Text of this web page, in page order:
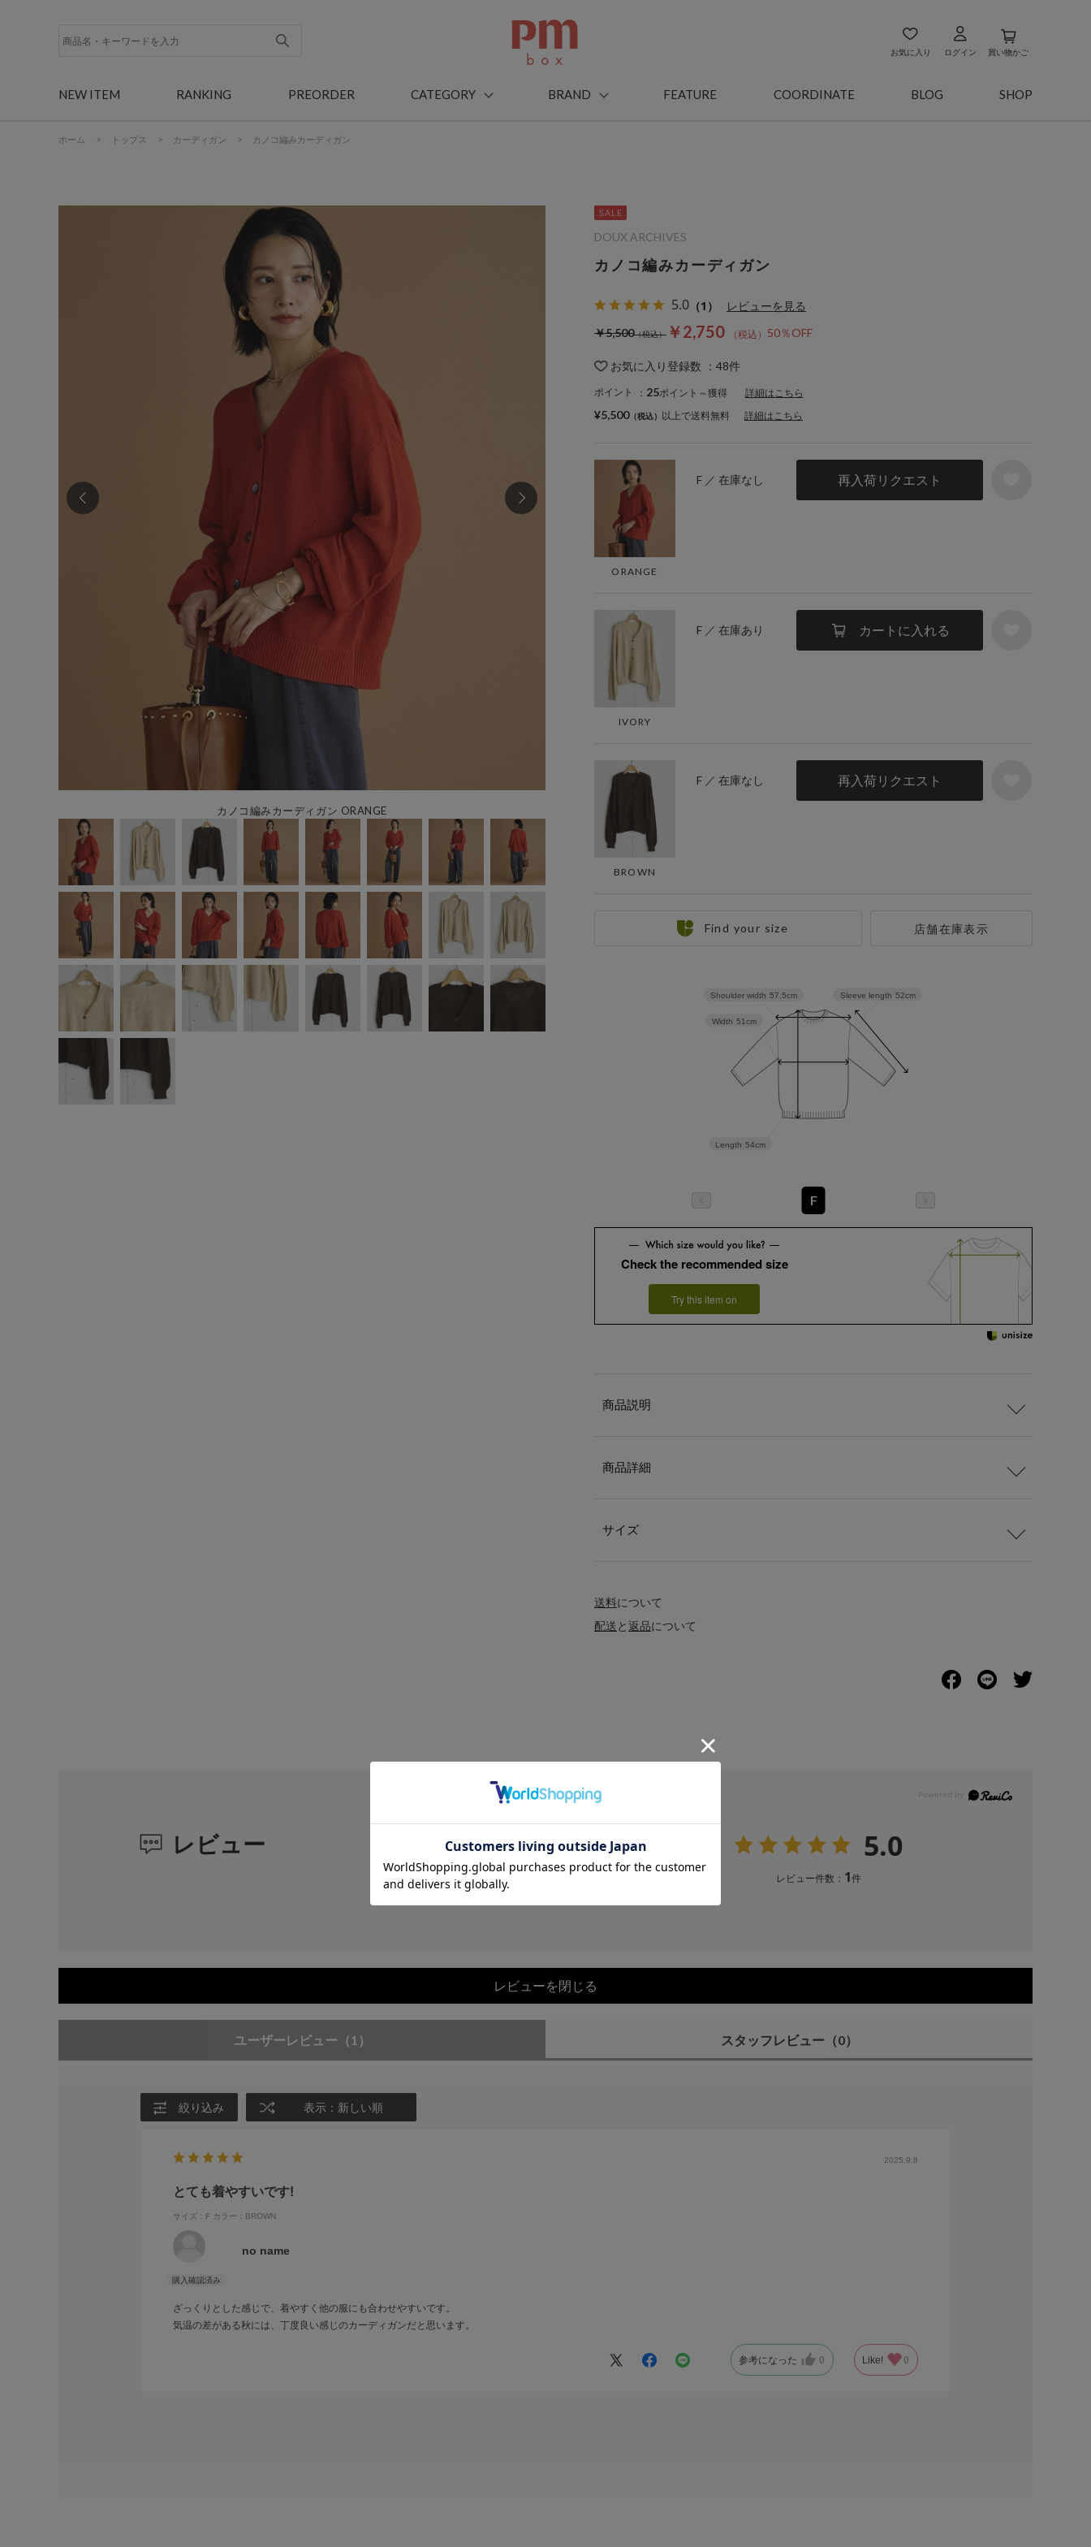
お気に入り ログイン 買い物かご
NEW ITEM RANKING PREORDER CATEGORY BRAND FEATURE COORDINATE BLOG SHOP
ホーム > トップス > カーディガン > カノコ編みカーディガン
カノコ編みカーディガン ORANGE
カノコ編みカーディガン
5.0 （1） レビューを見る
￥2,750 50％OFF
￥5,500
お気に入り登録数 ：48件
ポイント ： 25ポイント～獲得 詳細はこちら
ORANGE
F ／ 在庫なし 再入荷リクエスト
IVORY
F ／ 在庫あり カートに入れる
BROWN
F ／ 在庫なし 再入荷リクエスト
店舗在庫表示
DOUX ARCHIVES
¥5,500 以上で送料無料 詳細はこちら
Find your size
Sleeve length 52cm
Length 54cm
Width 51cm
Shoulder width 57.5cm
F
Check the recommended size
Try this item on
商品説明
商品詳細
サイズ
送料について
配送と返品について
レビュー 5.0
レビュー件数： 1件
レビューを閉じる
ユーザーレビュー （1） スタッフレビュー （0）
絞り込み 表示：新しい順
2025.9.8
とても着やすいです!
サイズ：F カラー：BROWN
no name
ざっくりとした感じで、着やすく他の服にも合わせやすいです。
気温の差がある秋には、丁度良い感じのカーディガンだと思います。
参考になった 0 Like! 0